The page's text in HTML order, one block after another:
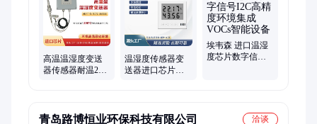
水质分析仪、污水检测仪器、COD分析仪、电导率仪、ORP检测
仪、PH测定仪
高温温湿度变送
器传感器耐温200
温湿度传感器变
送器进口芯片
埃韦森 进口温湿
度芯片数字信号
青岛路博恒业环保科技有限公司
洽谈